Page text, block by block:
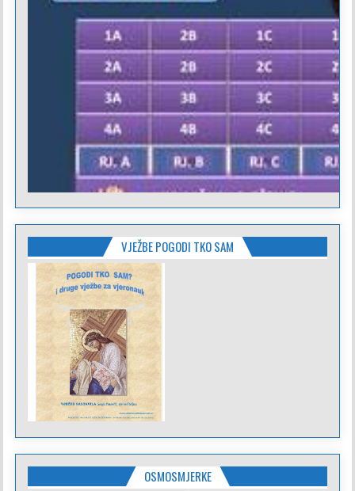
VJEŽBE POGODI TKO SAM
OSMOSMJERKE